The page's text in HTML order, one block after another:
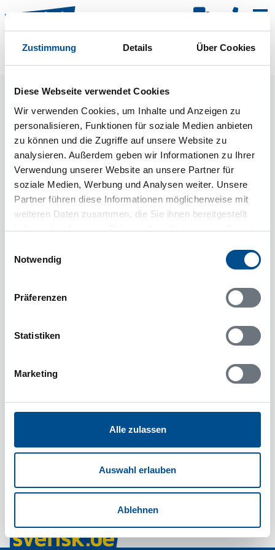
Zustimmung Details Über Cookies
Diese Webseite verwendet Cookies
Wir verwenden Cookies, um Inhalte und Anzeigen zu
personalisieren, Funktionen für soziale Medien anbieten
zu können und die Zugriffe auf unsere Website zu
analysieren. Außerdem geben wir Informationen zu Ihrer
Verwendung unserer Website an unsere Partner für
soziale Medien, Werbung und Analysen weiter. Unsere
Partner führen diese Informationen möglicherweise mit
weiteren Daten zusammen, die Sie ihnen bereitgestellt
haben oder die sie im Rahmen Ihrer Nutzung der Dienste
Notwendig
Präferenzen
Statistiken
Marketing
Alle zulassen
Auswahl erlauben
Ablehnen
Filter Raster